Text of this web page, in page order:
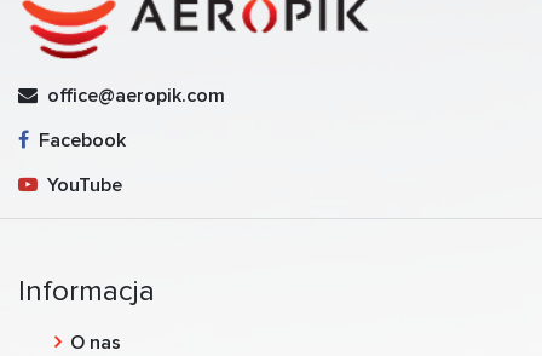
office@aeropik.com
Facebook
YouTube
Informacja
O nas